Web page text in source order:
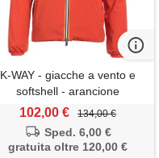
K-WAY - giacche a vento e
softshell - arancione
102,00 € 134,00 €
Sped. 6,00 €
gratuita oltre 120,00 €